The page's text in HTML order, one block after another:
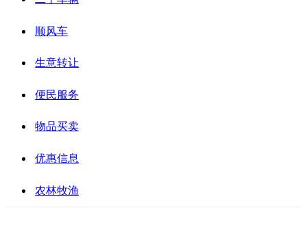
顺风车
生意转让
便民服务
物品买卖
优惠信息
农林牧渔